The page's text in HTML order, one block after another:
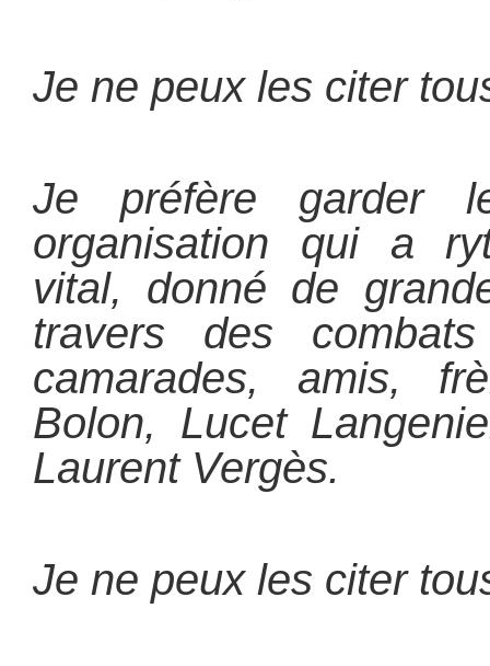
Je ne peux les citer
Je préfère garder
organisation qui a
vital, donné de
travers des
camarades, amis,
Bolon, Lucet
Laurent Vergès.
Je ne peux les citer